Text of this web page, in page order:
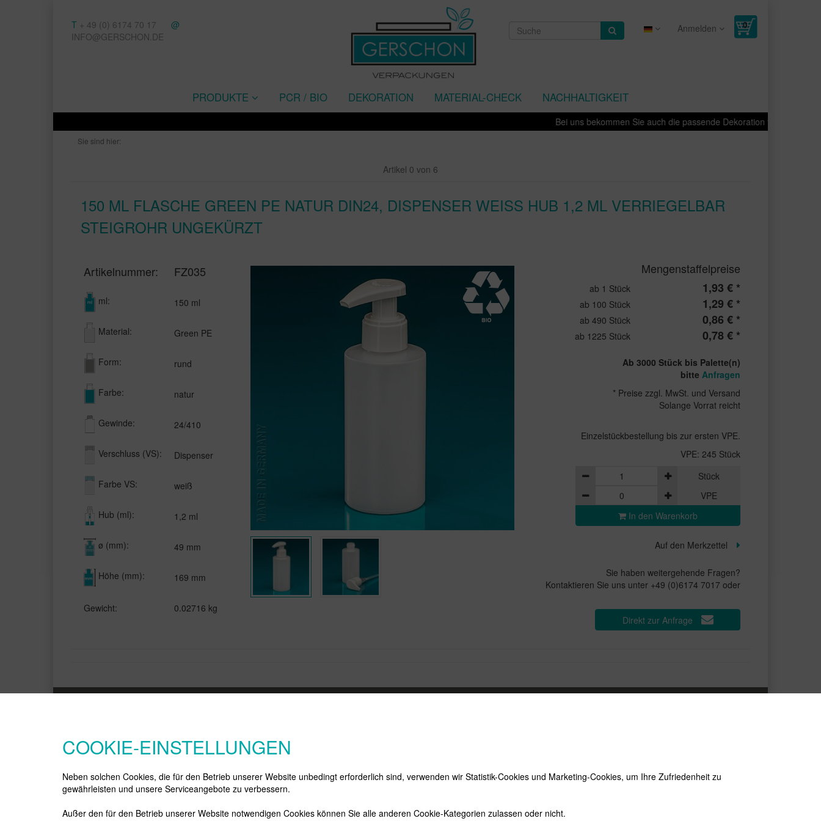
T + 49 (0) 6174 70 17
@
INFO@GERSCHON.DE
Anmelden
PRODUKTE PCR / BIO DEKORATION MATERIAL-CHECK NACHHALTIGKEIT
Bei uns bekommen Sie auch die passende Dekoration für Ihre
Sie sind hier:
Artikel 0 von 6
150 ML FLASCHE GREEN PE NATUR DIN24, DISPENSER WEISS HUB 1,2 ML VERRIEGELBAR S
TEIGROHR UNGEKÜRZT
Artikelnummer: FZ035
ml: 150 ml
Material: Green PE
Form: rund
Farbe: natur
Gewinde: 24/410
Verschluss (VS): Dispenser
Farbe VS: weiß
Hub (ml): 1,2 ml
ø (mm): 49 mm
Höhe (mm): 169 mm
Gewicht: 0.02716 kg
Mengenstaffelpreise
ab 1 Stück 1,93 € *
ab 100 Stück 1,29 € *
ab 490 Stück 0,86 € *
ab 1225 Stück 0,78 € *
Ab 3000 Stück bis Palette(n)
bitte Anfragen
* Preise zzgl. MwSt. und Versand
Solange Vorrat reicht
Einzelstückbestellung bis zur ersten VPE.
VPE: 245 Stück
Stück
VPE
In den Warenkorb
Auf den Merkzettel
Sie haben weitergehende Fragen?
Kontaktieren Sie uns unter +49 (0)6174 7017 oder
Direkt zur Anfrage
Unternehmen
AGB Allgemeine
Geschäftsbedingungen
Zahlung und Lieferung
Dosen Kunststoff
Pharma
PCR / Bio
Dosen Glas
Dekoration
Oberhöchstadt
Deutschland
+ 49 (0) 6174 70 17
Abonnieren
COOKIE-EINSTELLUNGEN
Neben solchen Cookies, die für den Betrieb unserer Website unbedingt erforderlich sind, verwenden wir Statistik-Cookies und Marketing-Cookies, um Ihre Zufriedenheit zu
gewährleisten und unsere Serviceangebote zu verbessern.
Außer den für den Betrieb unserer Website notwendigen Cookies können Sie alle anderen Cookie-Kategorien zulassen oder nicht.